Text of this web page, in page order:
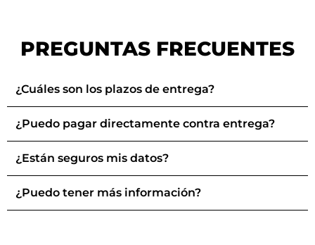
PREGUNTAS FRECUENTES
¿Cuáles son los plazos de entrega?
¿Puedo pagar directamente contra entrega?
¿Están seguros mis datos?
¿Puedo tener más información?